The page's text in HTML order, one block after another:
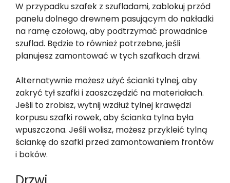
W przypadku szafek z szufladami, zablokuj przód
panelu dolnego drewnem pasującym do nakładki
na ramę czołową, aby podtrzymać prowadnice
szuflad. Będzie to również potrzebne, jeśli
planujesz zamontować w tych szafkach drzwi.
Alternatywnie możesz użyć ścianki tylnej, aby
zakryć tył szafki i zaoszczędzić na materiałach.
Jeśli to zrobisz, wytnij wzdłuż tylnej krawędzi
korpusu szafki rowek, aby ścianka tylna była
wpuszczona. Jeśli wolisz, możesz przykleić tylną
ściankę do szafki przed zamontowaniem frontów
i boków.